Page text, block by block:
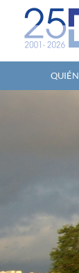
Pasar al